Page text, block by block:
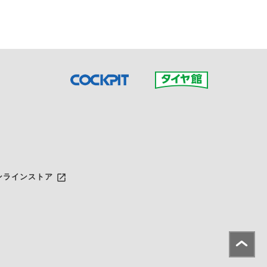
ラインストア launch